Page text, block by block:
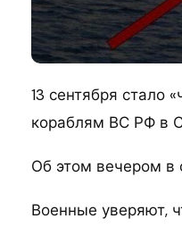
13 сентября стало
кораблям ВС РФ в
Об этом вечером в
Военные уверяют,